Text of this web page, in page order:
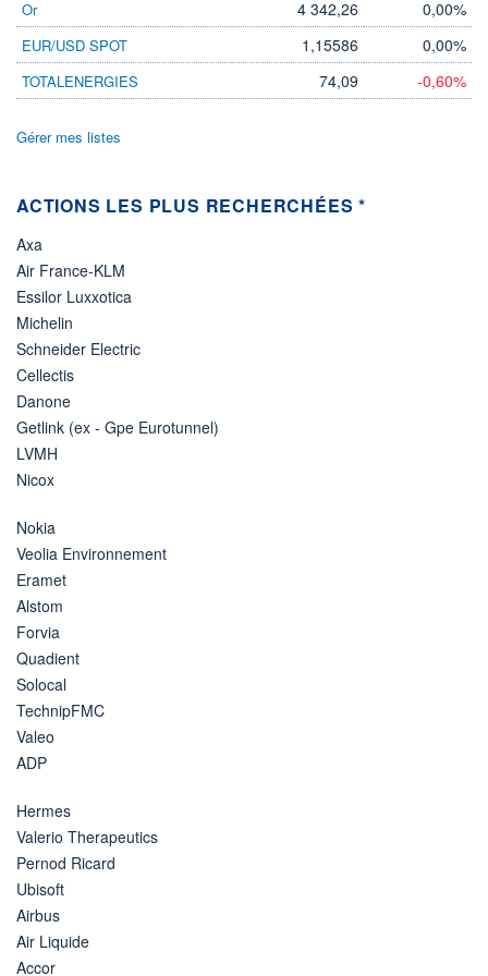
Non éligible
Boursobank
Or 4 342,26 0,00%
EUR/USD SPOT 1,15586 0,00%
TOTALENERGIES 74,09 -0,60%
Gérer mes listes
ACTIONS LES PLUS RECHERCHÉES *
Axa
Air France-KLM
Essilor Luxxotica
Michelin
Schneider Electric
Cellectis
Danone
Getlink (ex - Gpe Eurotunnel)
LVMH
Nicox
Nokia
Veolia Environnement
Eramet
Alstom
Forvia
Quadient
Solocal
TechnipFMC
Valeo
ADP
Hermes
Valerio Therapeutics
Pernod Ricard
Ubisoft
Airbus
Air Liquide
Accor